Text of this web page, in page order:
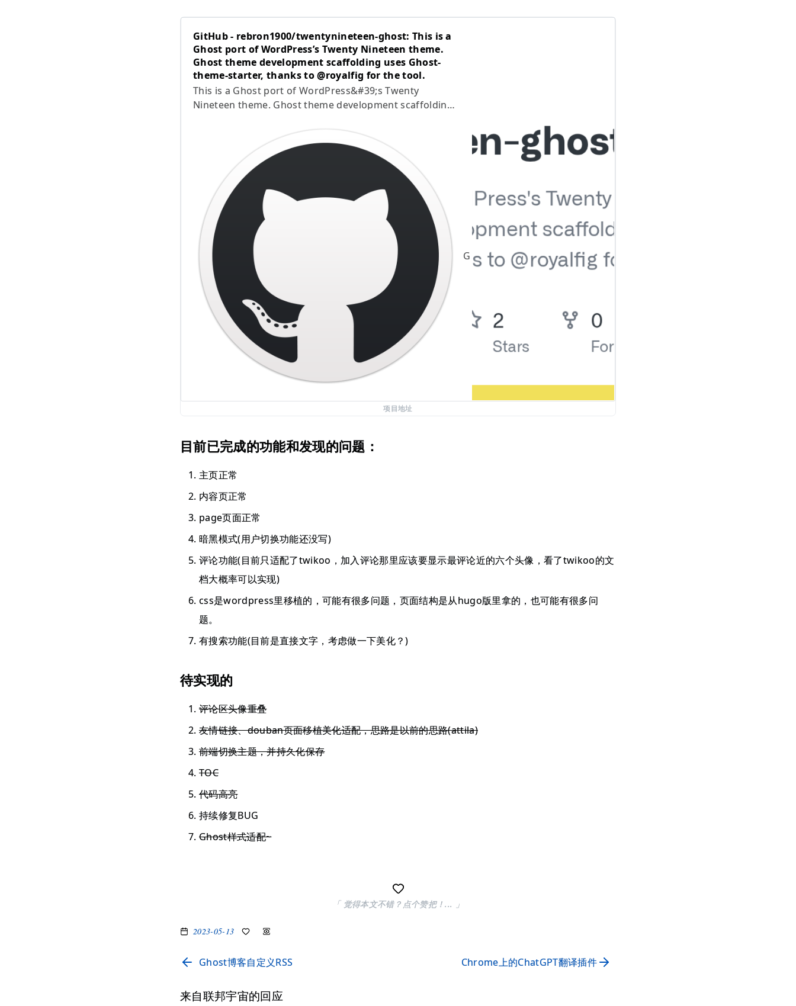
GitHub - rebron1900/twentynineteen-ghost: This is a
Ghost port of WordPress’s Twenty Nineteen theme.
Ghost theme development scaffolding uses Ghost-
theme-starter, thanks to @royalfig for the tool.
This is a Ghost port of WordPress&#39;s Twenty
Nineteen theme. Ghost theme development scaffolding
tool. - GitHub - rebron1900/twentynineteen-g…
GitHub rebron1900
项目地址
目前已完成的功能和发现的问题：
主页正常
内容页正常
page页面正常
暗黑模式(用户切换功能还没写)
评论功能(目前只适配了twikoo，加入评论那里应该要显示最评论近的六个头像，看了twikoo的文
档大概率可以实现)
css是wordpress里移植的，可能有很多问题，页面结构是从hugo版里拿的，也可能有很多问
题。
有搜索功能(目前是直接文字，考虑做一下美化？)
待实现的
评论区头像重叠
友情链接、douban页面移植美化适配，思路是以前的思路(attila)
前端切换主题，并持久化保存
TOC
代码高亮
持续修复BUG
Ghost样式适配~
「 觉得本文不错？点个赞把！... 」
2023-05-13
Ghost博客自定义RSS Chrome上的ChatGPT翻译插件
来自联邦宇宙的回应